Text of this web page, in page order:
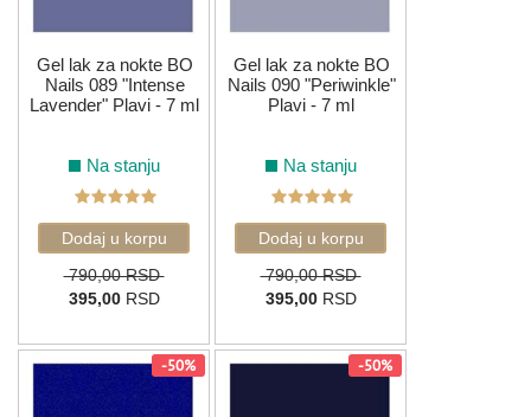
Gel lak za nokte BO
Nails 089 "Intense
Lavender" Plavi - 7 ml
Na stanju
790,00 RSD
395,00RSD
Gel lak za nokte BO
Nails 090 "Periwinkle"
Plavi - 7 ml
Na stanju
790,00 RSD
395,00RSD
-50% -50%